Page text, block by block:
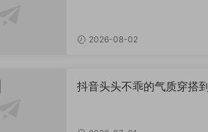
2026-08-02
抖音头头不乖的气质穿搭